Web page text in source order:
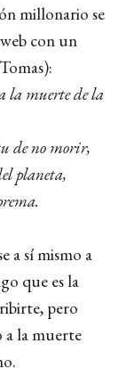
millonario se
con un
la muerte de la
de no morir,
planeta,
a sí mismo a
que es la
pero
a la muerte